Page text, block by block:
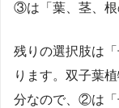
③は「葉、茎、根
残りの選択肢は
ります。双子葉
分なので、②は「